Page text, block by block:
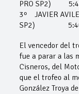
PRO SP2)
3º JAVIER
SP2)
El vencedor del
fue a parar a las
Cisneros, del
que el trofeo al
González Troya